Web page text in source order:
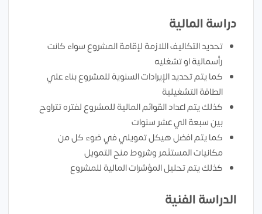
دراسة المالية
تحديد التكاليف اللازمة لإقامة المشروع سواء كانت
رأسمالية او تشغليه
كما يتم تحديد الإيرادات السنوية للمشروع بناء علي
الطاقة التشغيلية
كذلك يتم اعداد القوائم المالية للمشروع لفتره تتراوح
بين سبعة الي عشر سنوات
كما يتم افضل هيكل تمويلي في ضوء كل من
مكانيات المستثمر وشروط منح التمويل
كذلك يتم تحليل المؤشرات المالية للمشروع
الدراسة الفنية